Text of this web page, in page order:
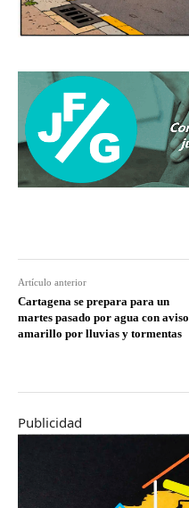
Artículo anterior
Cartagena se prepara para un
martes pasado por agua con aviso
amarillo por lluvias y tormentas
Publicidad